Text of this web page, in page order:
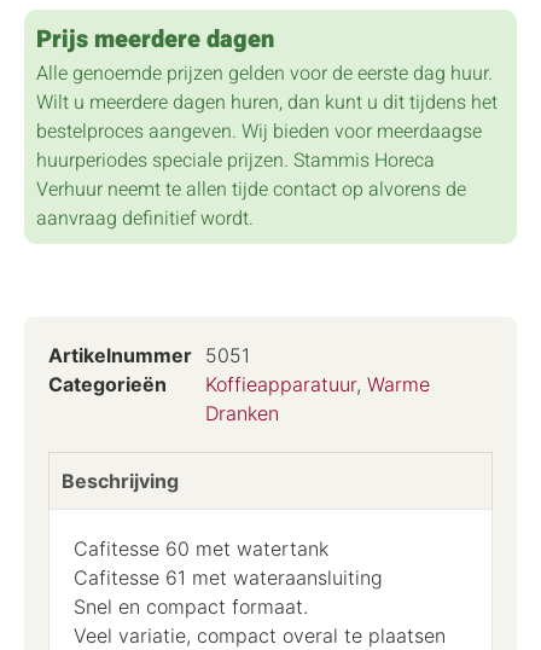
Prijs meerdere dagen
Alle genoemde prijzen gelden voor de eerste dag huur.
Wilt u meerdere dagen huren, dan kunt u dit tijdens het
bestelproces aangeven. Wij bieden voor meerdaagse
huurperiodes speciale prijzen. Stammis Horeca
Verhuur neemt te allen tijde contact op alvorens de
aanvraag definitief wordt.
Artikelnummer 5051
Categorieën
Koffieapparatuur, Warme
Dranken
Beschrijving
Cafitesse 60 met watertank
Cafitesse 61 met wateraansluiting
Snel en compact formaat.
Veel variatie, compact overal te plaatsen